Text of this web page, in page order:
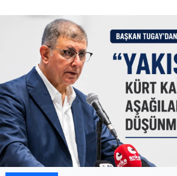
YEREL YÖNETİMLER